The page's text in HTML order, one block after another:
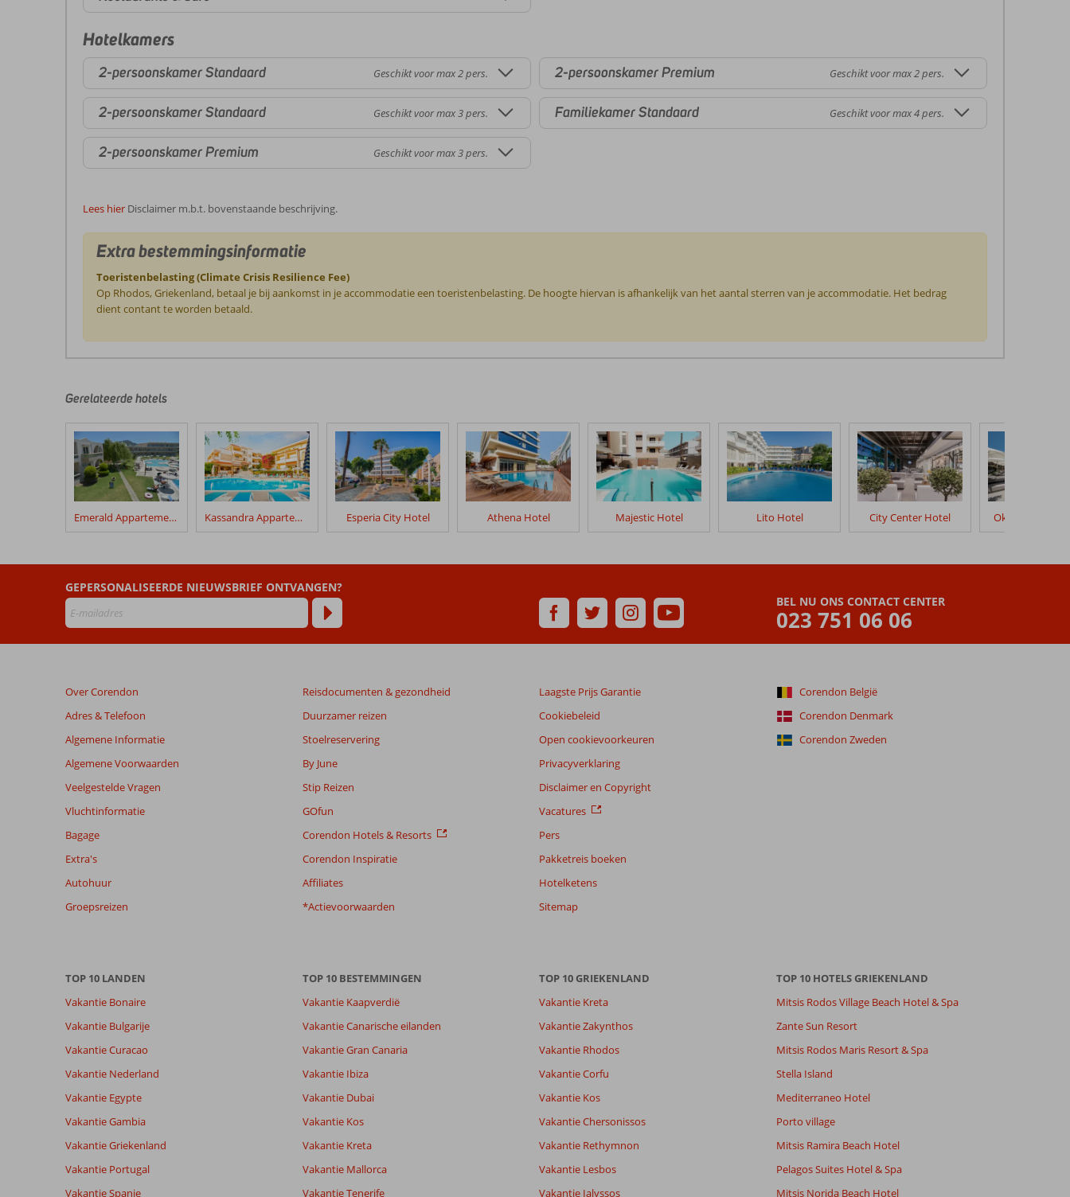
Hotelkamers
2-persoonskamer Standaard Geschikt voor max 2 pers.
2-persoonskamer Standaard Geschikt voor max 3 pers.
2-persoonskamer Premium Geschikt voor max 3 pers.
2-persoonskamer Premium Geschikt voor max 2 pers.
Familiekamer Standaard Geschikt voor max 4 pers.
Lees hier Disclaimer m.b.t. bovenstaande beschrijving.
Extra bestemmingsinformatie
Toeristenbelasting (Climate Crisis Resilience Fee)
Op Rhodos, Griekenland, betaal je bij aankomst in je accommodatie een toeristenbelasting. De hoogte hiervan is afhankelijk van het aantal sterren van je accommodatie. Het bedrag
dient contant te worden betaald.
door
klanten
geschreven
na
hun
verblijf
Evita
Beoordelingen
die
ouder
zijn
dan
worden
niet
meer
weergegeven
de
relevantie
de
info
Totale score
Gebaseerd op:
698,4
Zeer goed
Eten
7,7
Kindvriendelijk 7,7
Wifi kwaliteit
Ervaringen
van onze
klanten
Filter reisgezelschap
Alle
Sorteren op
datum (nieuw > oud)
Gerelateerde hotels
Emerald Appartementen Kassandra Appartementen Esperia City Hotel Athena Hotel Majestic Hotel Lito Hotel City Center Hotel Oktober
BEL NU ONS CONTACT CENTER
023 751 06 06
GEPERSONALISEERDE NIEUWSBRIEF ONTVANGEN?
Over Corendon
Adres & Telefoon
Algemene Informatie
Algemene Voorwaarden
Veelgestelde Vragen
Vluchtinformatie
Bagage
Extra's
Autohuur
Groepsreizen
Reisdocumenten & gezondheid
Duurzamer reizen
Stoelreservering
By June
Stip Reizen
GOfun
Corendon Hotels & Resorts
Corendon Inspiratie
Affiliates
*Actievoorwaarden
Laagste Prijs Garantie
Cookiebeleid
Open cookievoorkeuren
Privacyverklaring
Disclaimer en Copyright
Vacatures
Pers
Pakketreis boeken
Hotelketens
Sitemap
Corendon België
Corendon Denmark
Corendon Zweden
TOP 10 LANDEN
Vakantie Bonaire
Vakantie Bulgarije
Vakantie Curacao
Vakantie Nederland
Vakantie Egypte
Vakantie Gambia
Vakantie Griekenland
Vakantie Portugal
Vakantie Spanje
TOP 10 BESTEMMINGEN
Vakantie Kaapverdië
Vakantie Canarische eilanden
Vakantie Gran Canaria
Vakantie Ibiza
Vakantie Dubai
Vakantie Kos
Vakantie Kreta
Vakantie Mallorca
Vakantie Tenerife
TOP 10 GRIEKENLAND
Vakantie Kreta
Vakantie Zakynthos
Vakantie Rhodos
Vakantie Corfu
Vakantie Kos
Vakantie Chersonissos
Vakantie Rethymnon
Vakantie Lesbos
Vakantie Ialyssos
TOP 10 HOTELS GRIEKENLAND
Mitsis Rodos Village Beach Hotel & Spa
Zante Sun Resort
Mitsis Rodos Maris Resort & Spa
Stella Island
Mediterraneo Hotel
Porto village
Mitsis Ramira Beach Hotel
Pelagos Suites Hotel & Spa
Mitsis Norida Beach Hotel